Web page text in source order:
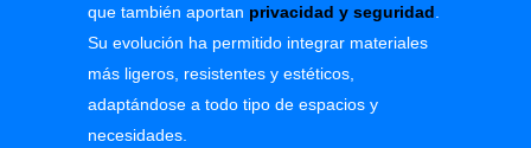
que también aportan privacidad y seguridad.
Su evolución ha permitido integrar materiales
más ligeros, resistentes y estéticos,
adaptándose a todo tipo de espacios y
necesidades.